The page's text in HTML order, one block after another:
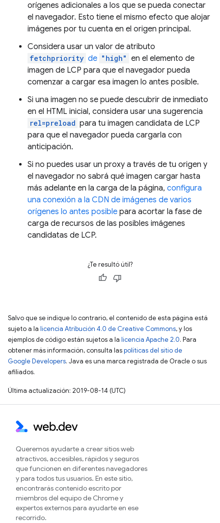
orígenes adicionales a los que se pueda conectar
el navegador. Esto tiene el mismo efecto que alojar
imágenes por tu cuenta en el origen principal.
Considera usar un valor de atributo
fetchpriority de "high" en el elemento de
imagen de LCP para que el navegador pueda
comenzar a cargar esa imagen lo antes posible.
Si una imagen no se puede descubrir de inmediato
en el HTML inicial, considera usar una sugerencia
rel=preload para tu imagen candidata de LCP
para que el navegador pueda cargarla con
anticipación.
Si no puedes usar un proxy a través de tu origen y
el navegador no sabrá qué imagen cargar hasta
más adelante en la carga de la página, configura
una conexión a la CDN de imágenes de varios
orígenes lo antes posible para acortar la fase de
carga de recursos de las posibles imágenes
candidatas de LCP.
¿Te resultó útil?
Salvo que se indique lo contrario, el contenido de esta página está
sujeto a la licencia Atribución 4.0 de Creative Commons, y los
ejemplos de código están sujetos a la licencia Apache 2.0. Para
obtener más información, consulta laspolíticas del sitio de
Google Developers. Java es una marca registrada de Oracle o sus
afiliados.
Última actualización: 2019-08-14 (UTC)
Queremos ayudarte a crear sitios web
atractivos, accesibles, rápidos y seguros
que funcionen en diferentes navegadores
y para todos tus usuarios. En este sitio,
encontrarás contenido escrito por
miembros del equipo de Chrome y
expertos externos para ayudarte en ese
recorrido.